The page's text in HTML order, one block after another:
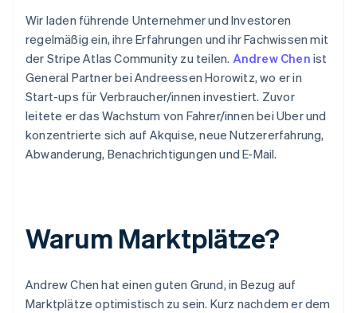
Wir laden führende Unternehmer und Investoren
regelmäßig ein, ihre Erfahrungen und ihr Fachwissen mit
der Stripe Atlas Community zu teilen. Andrew Chen ist
General Partner bei Andreessen Horowitz, wo er in
Start-ups für Verbraucher/innen investiert. Zuvor
leitete er das Wachstum von Fahrer/innen bei Uber und
konzentrierte sich auf Akquise, neue Nutzererfahrung,
Abwanderung, Benachrichtigungen und E-Mail.
Warum Marktplätze?
Andrew Chen hat einen guten Grund, in Bezug auf
Marktplätze optimistisch zu sein. Kurz nachdem er dem